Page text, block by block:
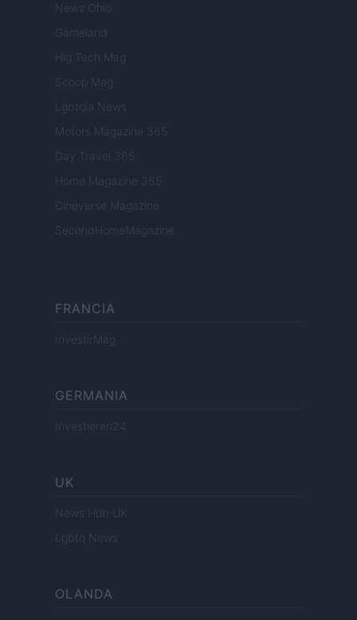
Newz Ohio
Gameland
Hig Tech Mag
Scoop Mag
Lgbtqia News
Motors Magazine 365
Day Travel 365
Home Magazine 365
Cineverse Magazine
SecondHomeMagazine
FRANCIA
InvestirMag
GERMANIA
Investieren24
UK
News Hub UK
Lgbtq News
OLANDA